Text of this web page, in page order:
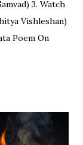
3. Watch
Vishleshan)
Poem On
more Veer
में खड़े हुए, रक्त